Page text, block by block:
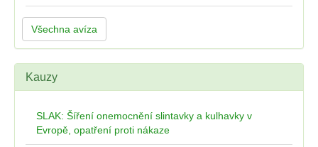
Všechna avíza
Kauzy
SLAK: Šíření onemocnění slintavky a kulhavky v
Evropě, opatření proti nákaze